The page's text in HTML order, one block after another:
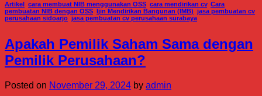
Artikel cara membuat NIB menggunakan OSS cara mendirikan cv, Cara
pembuatan NIB dengan OSS Ijin Mendirikan Bangunan (IMB) jasa pembuatan cv
perusahaan sidoarjo jasa pembuatan cv perusahaan surabaya
Apakah Pemilik Saham Sama dengan
Pemilik Perusahaan?
Posted on November 29, 2024 by admin